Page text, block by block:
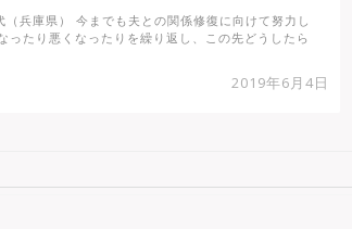
2019年6月4日
（兵庫県） 今までも夫との関係修復に向けて努力し
ったり悪くなったりを繰り返し、この先どうしたら